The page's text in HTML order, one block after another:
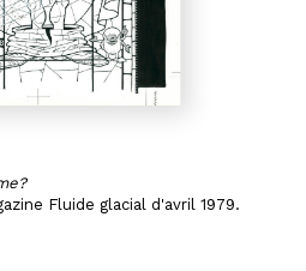
Fluide glacial d'avril 1979.